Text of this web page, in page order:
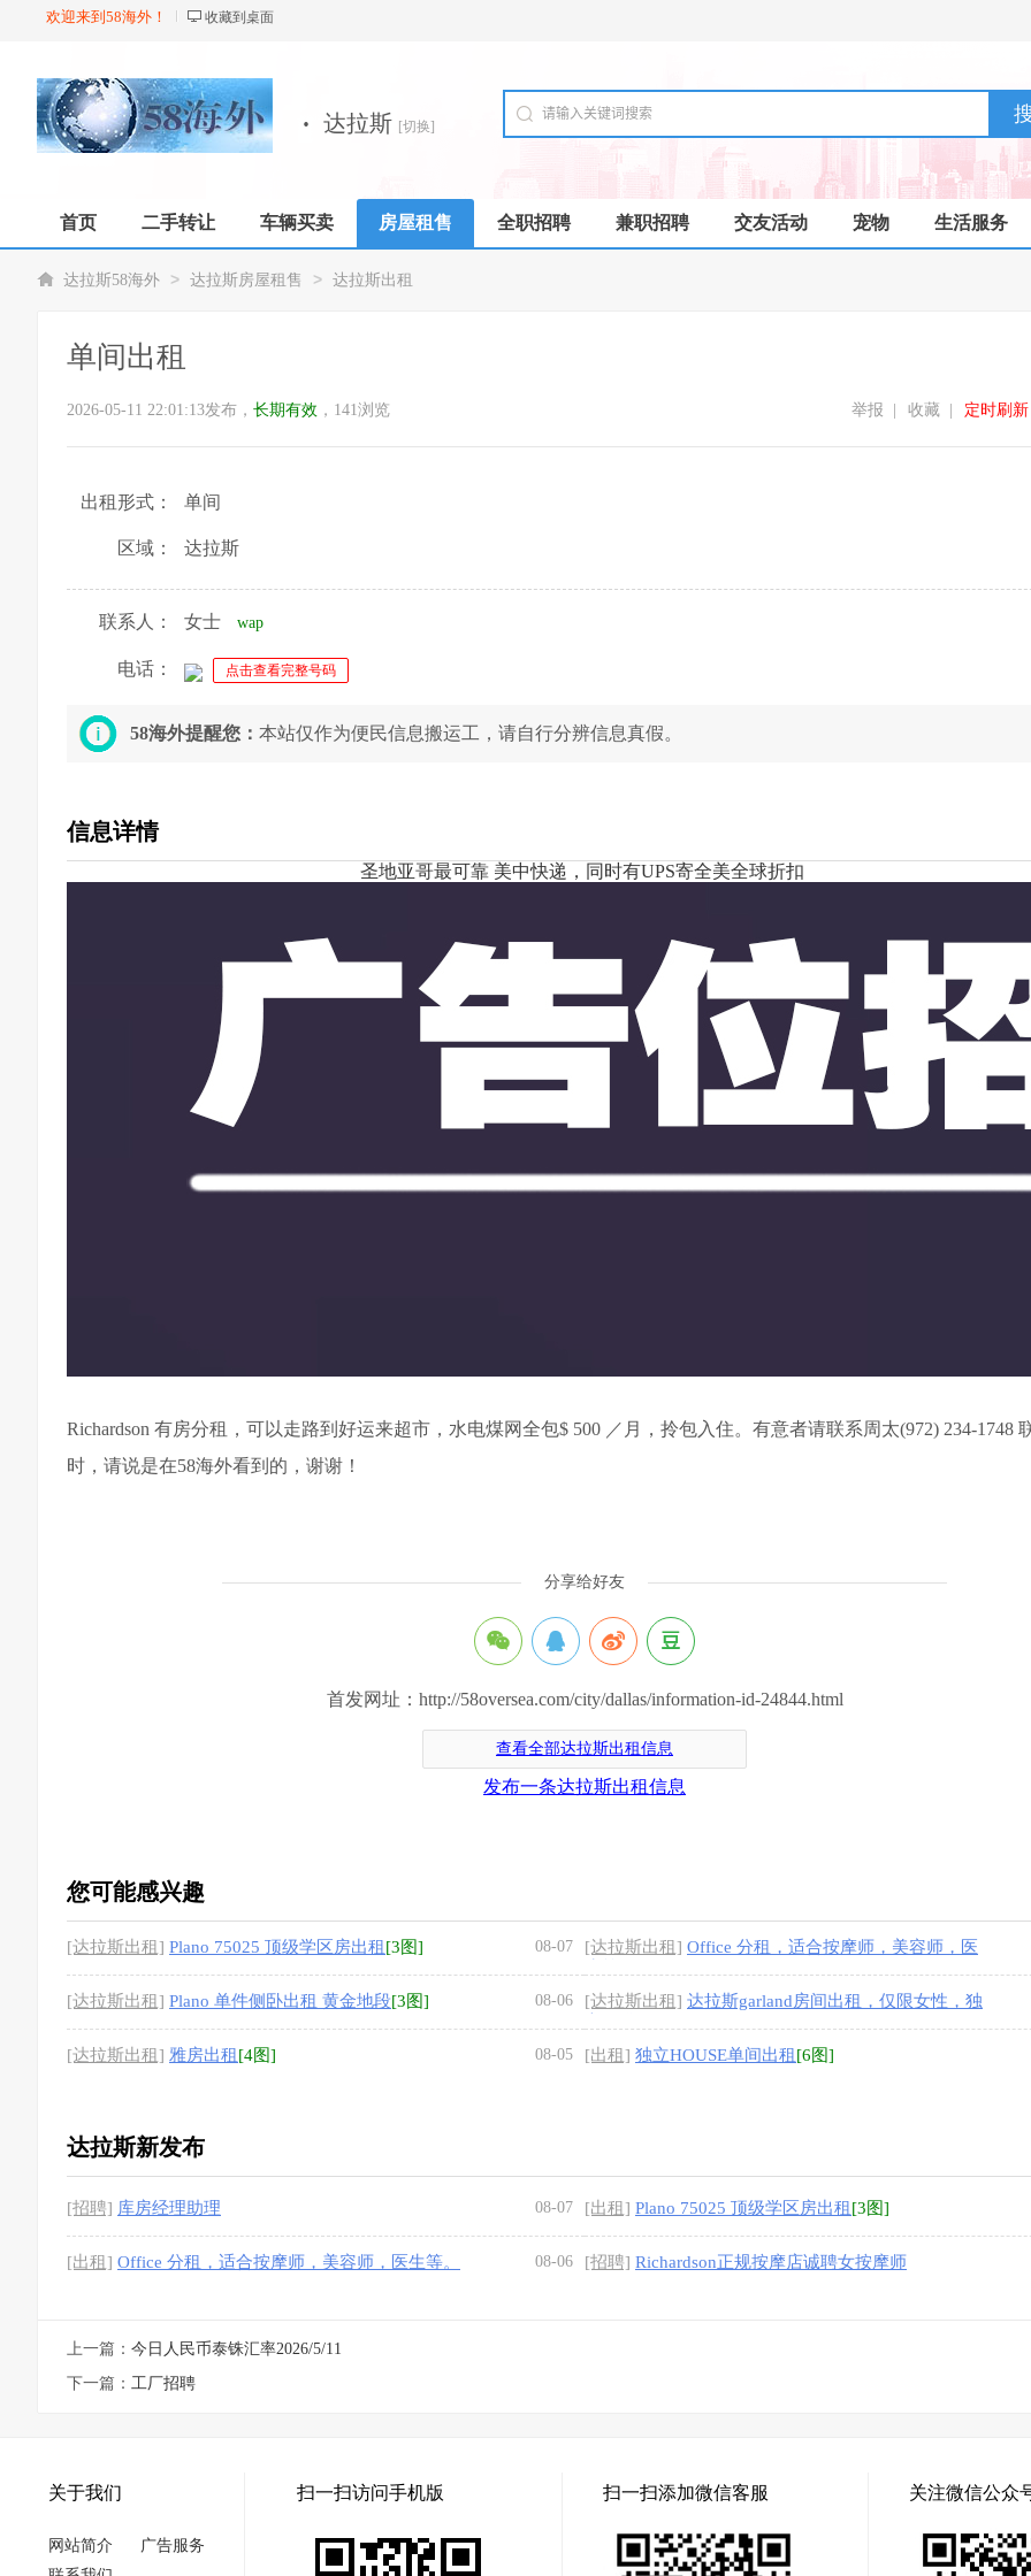
欢迎来到58海外！ 收藏到桌面
· 达拉斯 [切换]
首页 二手转让 车辆买卖 房屋租售 全职招聘 兼职招聘 交友活动 宠物 生活服务
店铺
达拉斯58海外 > 达拉斯房屋租售 > 达拉斯出租
单间出租
2026-05-11 22:01:13发布， 长期有效 ，141浏览 定时刷新
收藏
举报
出租形式： 单间
区域： 达拉斯
联系人： 女士 wap
电话： 点击查看完整号码
58海外提醒您： 本站仅作为便民信息搬运工，请自行分辨信息真假。
信息详情
圣地亚哥最可靠 美中快递，同时有UPS寄全美全球折扣
Richardson 有房分租，可以走路到好运来超市，水电煤网全包$ 500 ／月，拎包入住。有意者请联系周太(972) 234-1748
时，请说是在58海外看到的，谢谢！
分享给好友
首发网址：http://58oversea.com/city/dallas/information-id-24844.html
查看全部达拉斯出租信息
发布一条达拉斯出租信息
您可能感兴趣
[达拉斯出租] Plano 75025 顶级学区房出租 [3图] 08-07 [达拉斯出租] Office 分租，适合按摩师，美容师，医
[达拉斯出租] Plano 单件侧卧出租 黄金地段[3图] 08-06 [达拉斯出租] 达拉斯garland房间出租，仅限女性，独
[达拉斯出租] 雅房出租 [4图] 08-05 [出租] 独立HOUSE单间出租 [6图]
达拉斯新发布
[招聘] 库房经理助理 08-07 [出租] Plano 75025 顶级学区房出租 [3图]
[出租] Office 分租，适合按摩师，美容师，医生等。 08-06 [招聘] Richardson正规按摩店诚聘女按摩师
上一篇： 今日人民币泰铢汇率2026/5/11
下一篇： 工厂招聘
关于我们
网站简介
广告服务
扫一扫访问手机版 扫一扫添加微信客服 关注微信公众